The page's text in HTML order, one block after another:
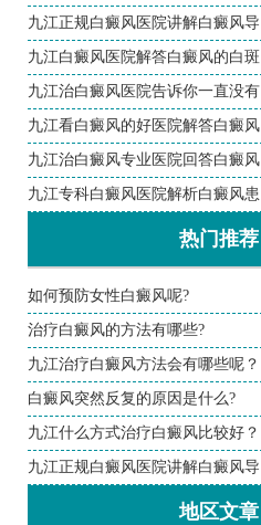
九江正规白癜风医院讲解白癜风导
九江白癜风医院解答白癜风的白斑
九江治白癜风医院告诉你一直没有
九江看白癜风的好医院解答白癜风
九江治白癜风专业医院回答白癜风
九江专科白癜风医院解析白癜风患
热门推荐
如何预防女性白癜风呢?
治疗白癜风的方法有哪些?
九江治疗白癜风方法会有哪些呢？
白癜风突然反复的原因是什么?
九江什么方式治疗白癜风比较好？
九江正规白癜风医院讲解白癜风导
地区文章